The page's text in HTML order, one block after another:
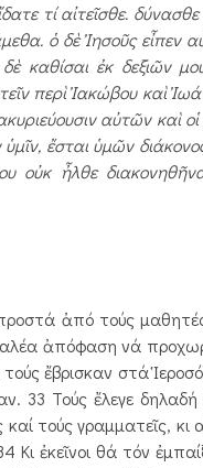
τί αἰτεῖσθε. δύνασθε
ὁ δὲ Ἰησοῦς εἶπεν
καθίσαι ἐκ δεξιῶν
περὶ Ἰακώβου καὶ
αὐτῶν καὶ οἱ
ἔσται ὑμῶν
οὐκ ἦλθε
ἀπό τούς
ἀπόφαση νά
ἔβρισκαν στά
33 Τούς ἔλεγε δηλαδή
τούς γραμματεῖς, κι
ἐκεῖνοι θά τόν